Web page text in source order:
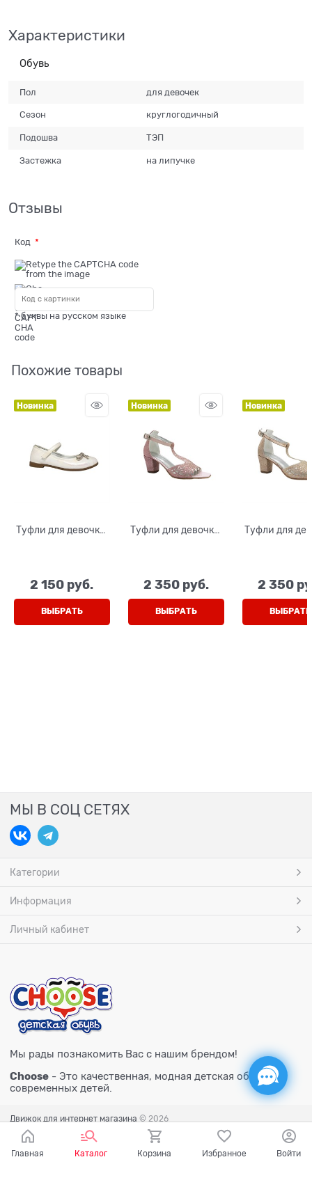
Характеристики
Обувь
Пол для девочек
Сезон круглогодичный
Подошва ТЭП
Застежка на липучке
Отзывы
Код
* буквы на русском языке
Похожие товары
Новинка
Туфли для девочки,
2 150 руб.
ВЫБРАТЬ
Новинка
Туфли для девочки,
2 350 руб.
ВЫБРАТЬ
Новинка
Туфли для
2 350
ВЫБРАТЬ
МЫ В СОЦ СЕТЯХ
Категории
Информация
Личный кабинет
Мы рады познакомить Вас с нашим брендом!
Choose - Это качественная, модная детская обувь для
современных детей.
Движок для интернет магазина © 2026
Главная Каталог Корзина Избранное Войти